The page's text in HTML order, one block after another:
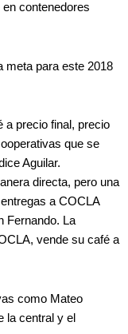
contenedores
meta para este 2018
a precio final, precio
que se
Aguilar.
directa, pero una
a COCLA
Fernando. La
vende su café a
como Mateo
la central y el